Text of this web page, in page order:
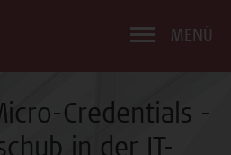
MENÜ
Credentials -